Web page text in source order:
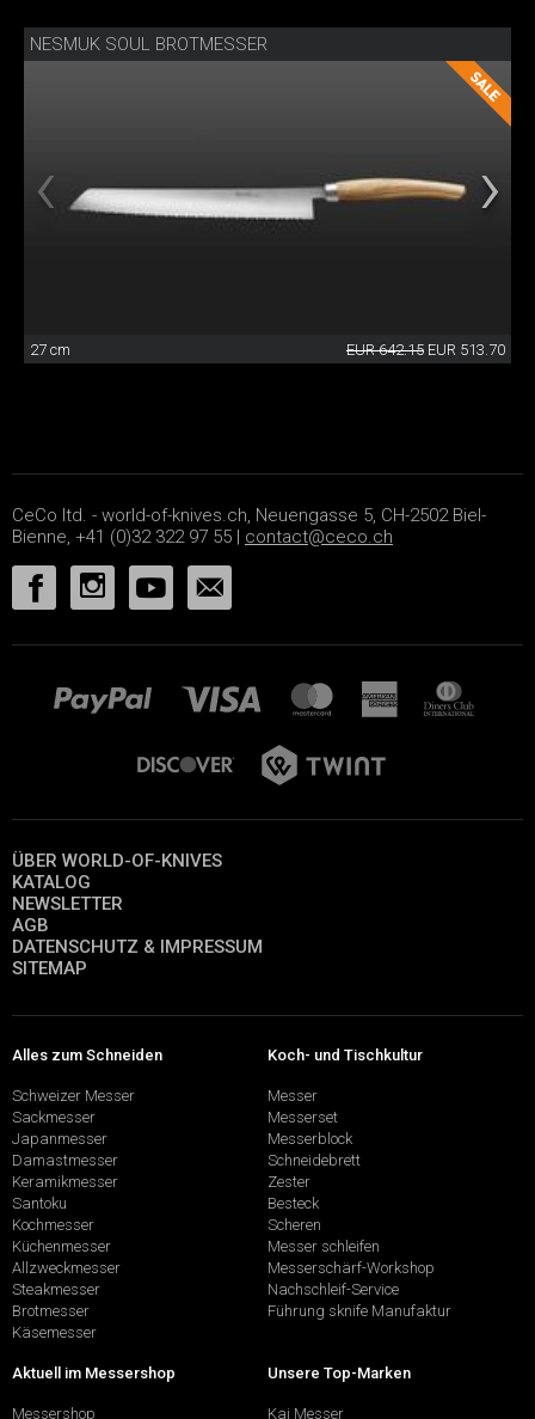
NESMUK SOUL BROTMESSER
27 cm EUR 642.15 EUR 513.70
CeCo ltd. - world-of-knives.ch, Neuengasse 5, CH-2502 Biel-
Bienne, +41 (0)32 322 97 55 | contact@ceco.ch
ÜBER WORLD-OF-KNIVES
KATALOG
NEWSLETTER
AGB
DATENSCHUTZ & IMPRESSUM
SITEMAP
Alles zum Schneiden
Schweizer Messer
Sackmesser
Japanmesser
Damastmesser
Keramikmesser
Santoku
Kochmesser
Küchenmesser
Allzweckmesser
Steakmesser
Brotmesser
Käsemesser
Koch- und Tischkultur
Messer
Messerset
Messerblock
Schneidebrett
Zester
Besteck
Scheren
Messer schleifen
Messerschärf-Workshop
Nachschleif-Service
Führung sknife Manufaktur
Aktuell im Messershop
Messershop
Unsere Top-Marken
Kai Messer